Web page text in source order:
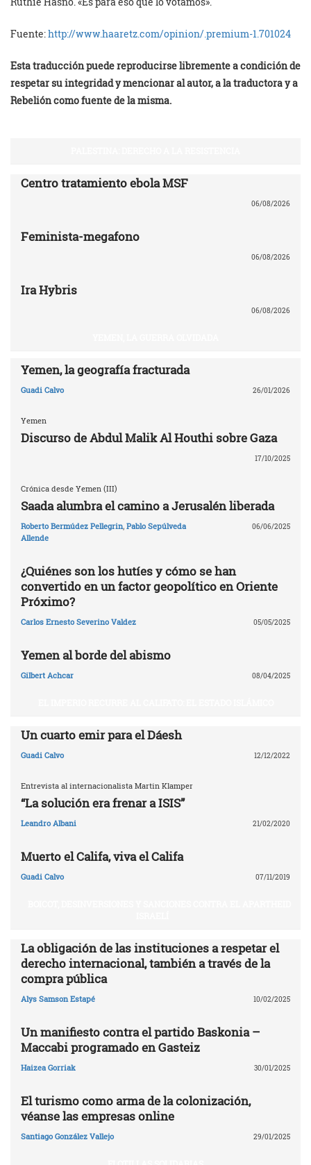
Fuente:http://www.haaretz.com/opinion/.premium-1.701024
Esta traducción puede reproducirse libremente a condición de
respetar su integridad y mencionar al autor, a la traductora y a
Rebelión como fuente de la misma.
Centro tratamiento ebola MSF
06/08/2026
Feminista-megafono
06/08/2026
Ira Hybris
06/08/2026
Yemen, la geografía fracturada
Guadi Calvo 26/01/2026
Yemen
Discurso de Abdul Malik Al Houthi sobre Gaza
17/10/2025
Crónica desde Yemen (III)
Saada alumbra el camino a Jerusalén liberada
Roberto Bermúdez Pellegrin, Pablo Sepúlveda
Allende
06/06/2025
¿Quiénes son los hutíes y cómo se han
convertido en un factor geopolítico en Oriente
Próximo?
Carlos Ernesto Severino Valdez 05/05/2025
Yemen al borde del abismo
Gilbert Achcar 08/04/2025
Un cuarto emir para el Dáesh
Guadi Calvo 12/12/2022
Entrevista al internacionalista Martin Klamper
“La solución era frenar a ISIS”
Leandro Albani 21/02/2020
Muerto el Califa, viva el Califa
Guadi Calvo 07/11/2019
La obligación de las instituciones a respetar el
derecho internacional, también a través de la
compra pública
Alys Samson Estapé 10/02/2025
Un manifiesto contra el partido Baskonia –
Maccabi programado en Gasteiz
Haizea Gorriak 30/01/2025
El turismo como arma de la colonización,
véanse las empresas online
Santiago González Vallejo 29/01/2025